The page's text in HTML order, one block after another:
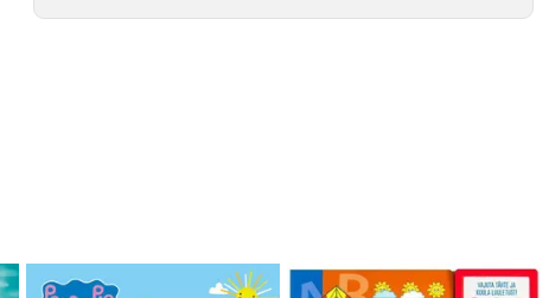
Добавить в список желаемого Добавить в список желаемого